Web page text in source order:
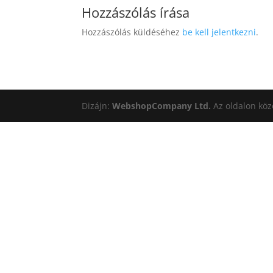
Hozzászólás írása
Hozzászólás küldéséhez be kell jelentkezni.
Dizájn:WebshopCompany Ltd.Az oldalon